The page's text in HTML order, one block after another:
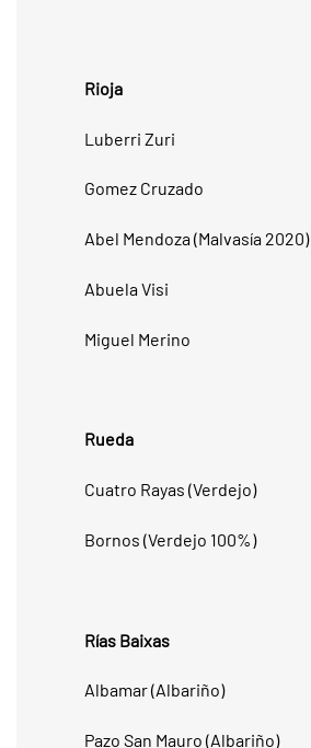
Rioja
Luberri Zuri
Gomez Cruzado
Abel Mendoza (Malvasía 2020)
Abuela Visi
Miguel Merino
Rueda
Cuatro Rayas (Verdejo)
Bornos (Verdejo 100%)
Rías Baixas
Albamar (Albariño)
Pazo San Mauro (Albariño)